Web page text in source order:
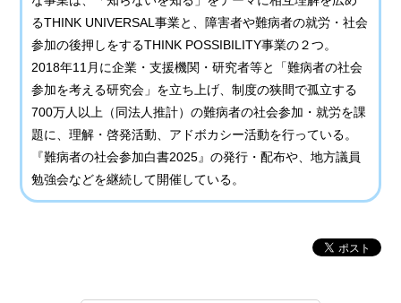
るTHINK UNIVERSAL事業と、障害者や難病者の就労・社会
参加の後押しをするTHINK POSSIBILITY事業の２つ。
2018年11月に企業・支援機関・研究者等と「難病者の社会
参加を考える研究会」を立ち上げ、制度の狭間で孤立する
700万人以上（同法人推計）の難病者の社会参加・就労を課
題に、理解・啓発活動、アドボカシー活動を行っている。
『難病者の社会参加白書2025』の発行・配布や、地方議員
勉強会などを継続して開催している。